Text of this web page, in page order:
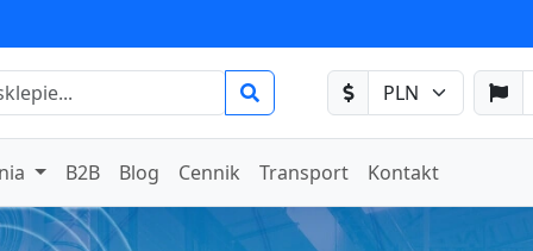
B2B Blog Cennik Transport Kontakt